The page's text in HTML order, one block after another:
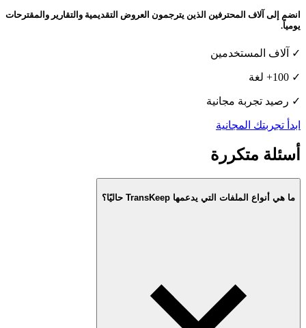
انضم إلى آلاف المحترفين الذين يترجمون العروض التقديمية والتقارير والمقترحات
يومياً.
✓ آلاف المستخدمين
✓ 100+ لغة
✓ رصيد تجربة مجانية
ابدأ تجربتك المجانية
أسئلة متكررة
ما هي أنواع الملفات التي يدعمها TransKeep حاليًا؟